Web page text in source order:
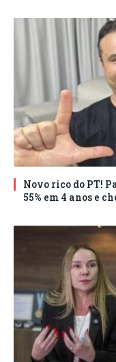
Novo rico do PT!
55% em 4 anos e